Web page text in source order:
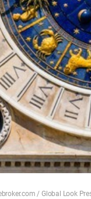
/ Global Look